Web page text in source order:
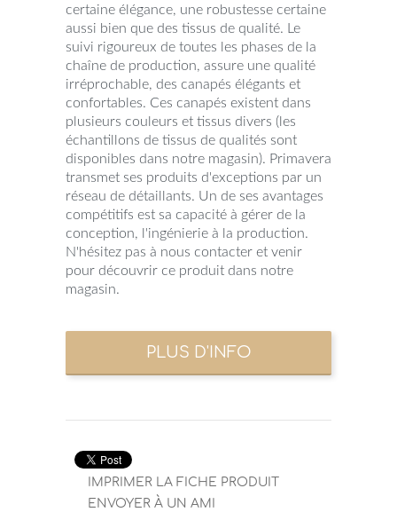
certaine élégance, une robustesse certaine
aussi bien que des tissus de qualité. Le
suivi rigoureux de toutes les phases de la
chaîne de production, assure une qualité
irréprochable, des canapés élégants et
confortables. Ces canapés existent dans
plusieurs couleurs et tissus divers (les
échantillons de tissus de qualités sont
disponibles dans notre magasin). Primavera
transmet ses produits d'exceptions par un
réseau de détaillants. Un de ses avantages
compétitifs est sa capacité à gérer de la
conception, l'ingénierie à la production.
N'hésitez pas à nous contacter et venir
pour découvrir ce produit dans notre
magasin.
IMPRIMER LA FICHE PRODUIT
ENVOYER À UN AMI